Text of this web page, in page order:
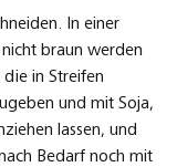
In einer
braun werden
die in Streifen
und mit Soja,
lassen, und
Bedarf noch mit